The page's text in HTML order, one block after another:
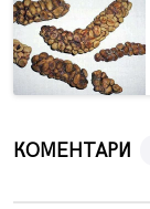
КОМЕНТАРИ